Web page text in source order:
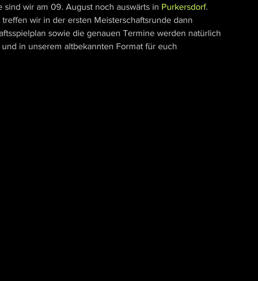
sind wir am 09. August noch auswärts in Purkersdorf.
treffen wir in der ersten Meisterschaftsrunde dann
sowie die genauen Termine werden natürlich
in unserem altbekannten Format für euch